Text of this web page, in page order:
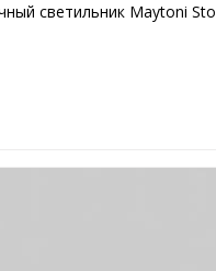
светильник Maytoni